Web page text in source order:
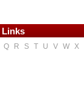
Links
Q R S T U V W X